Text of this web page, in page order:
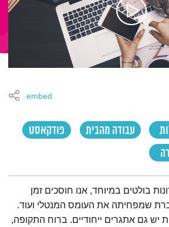
עבודה מהבית
פודקאסט
embed
בולטים במיוחד, אנו חוסכים זמן
שמפחיתה את העומס המנטלי ועוד.
יש גם אתגרים ייחודיים. ברוח התקופה,